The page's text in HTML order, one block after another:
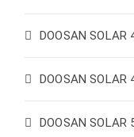
DOOSAN SOLAR
DOOSAN SOLAR
DOOSAN SOLAR